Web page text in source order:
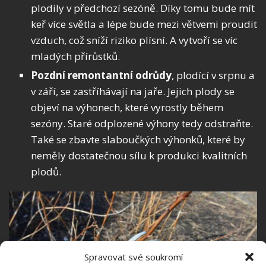
Spravovat své soukromí
plodily v předchozí sezóně. Díky tomu bude mít
keř více světla a lépe bude mezi větvemi proudit
vzduch, což sníží riziko plísní. A vytvoří se víc
mladých přírůstků.
Pozdní remontantní odrůdy, plodící v srpnu a
v září, se zastříhávají na jaře. Jejich plody se
objeví na výhonech, které vyrostly během
sezóny. Staré odplozené výhony tedy odstraňte.
Také se zbavte slaboučkých výhonků, které by
neměly dostatečnou sílu k produkci kvalitních
plodů.